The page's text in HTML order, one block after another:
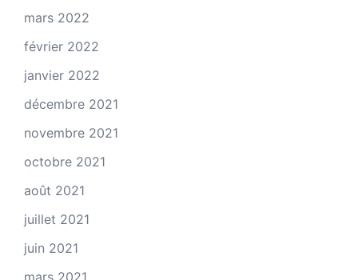
mars 2022
février 2022
janvier 2022
décembre 2021
novembre 2021
octobre 2021
août 2021
juillet 2021
juin 2021
mars 2021